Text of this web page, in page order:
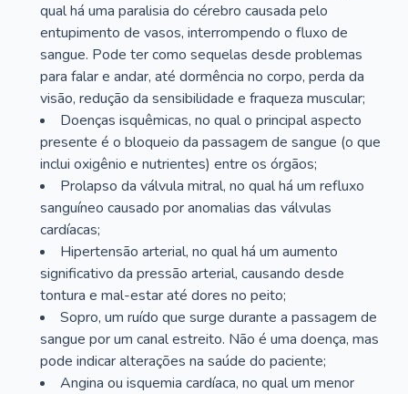
qual há uma paralisia do cérebro causada pelo
entupimento de vasos, interrompendo o fluxo de
sangue. Pode ter como sequelas desde problemas
para falar e andar, até dormência no corpo, perda da
visão, redução da sensibilidade e fraqueza muscular;
Doenças isquêmicas, no qual o principal aspecto
presente é o bloqueio da passagem de sangue (o que
inclui oxigênio e nutrientes) entre os órgãos;
Prolapso da válvula mitral, no qual há um refluxo
sanguíneo causado por anomalias das válvulas
cardíacas;
Hipertensão arterial, no qual há um aumento
significativo da pressão arterial, causando desde
tontura e mal-estar até dores no peito;
Sopro, um ruído que surge durante a passagem de
sangue por um canal estreito. Não é uma doença, mas
pode indicar alterações na saúde do paciente;
Angina ou isquemia cardíaca, no qual um menor